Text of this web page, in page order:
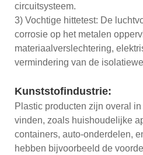
circuitsysteem.
3) Vochtige hittetest: De
corrosie op het metalen
materiaalverslechtering,
vermindering van de
Kunststofindustrie:
Plastic producten zijn overal
vinden, zoals huishoudelijke
containers, auto-onderdelen,
hebben bijvoorbeeld de